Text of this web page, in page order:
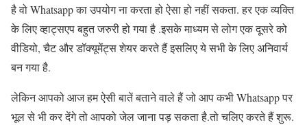
है वो Whatsapp का उपयोग ना करता हो ऐसा हो नहीं सकता. हर एक व्यक्ति
के लिए व्हाट्सएप बहुत जरुरी हो गया है .इसके माध्यम से लोग एक दूसरे को
वीडियो, चैट और डॉक्यूमेंट्स शेयर करते हैं इसलिए ये सभी के लिए अनिवार्य
बन गया है.
लेकिन आपको आज हम ऐसी बातें बताने वाले हैं जो आप कभी Whatsapp पर
भूल से भी कर देंगे तो आपको जेल जाना पड़ सकता है.तो चलिए करते हैं शुरू.